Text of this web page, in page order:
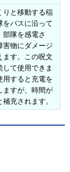
りと移動する稲
をパスに沿って
部隊を感電さ
害物にダメージ
ます。この呪文
して使用できま
用すると充電を
ますが、時間が
補充されます。